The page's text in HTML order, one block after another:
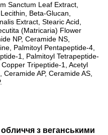
Sanctum Leaf Extract,
Beta-Glucan,
Extract, Stearic Acid,
(Matricaria) Flower
NP, Ceramide NS,
Palmitoyl Pentapeptide-4,
1, Palmitoyl Tetrapeptide-
Tripeptide-1, Acetyl
Ceramide AP, Ceramide AS,
з веганськими